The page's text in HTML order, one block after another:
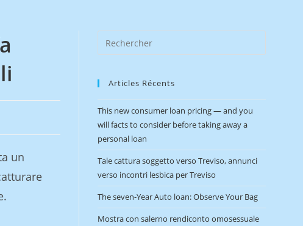
un
Articles Récents
This new consumer loan pricing — and you
will facts to consider before taking away a
personal loan
Tale cattura soggetto verso Treviso, annunci
verso incontri lesbica per Treviso
The seven-Year Auto loan: Observe Your Bag
Mostra con salerno rendiconto omosessuale